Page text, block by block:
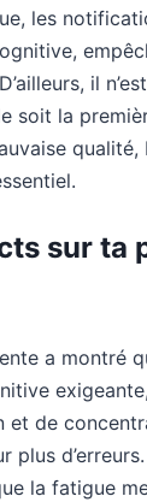
les
il
soit la
sur ta
a montré
et de
plus
la fatigue